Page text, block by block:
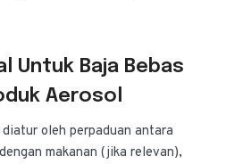
Untuk Baja Bebas
Aerosol
oleh perpaduan antara
makanan (jika relevan),